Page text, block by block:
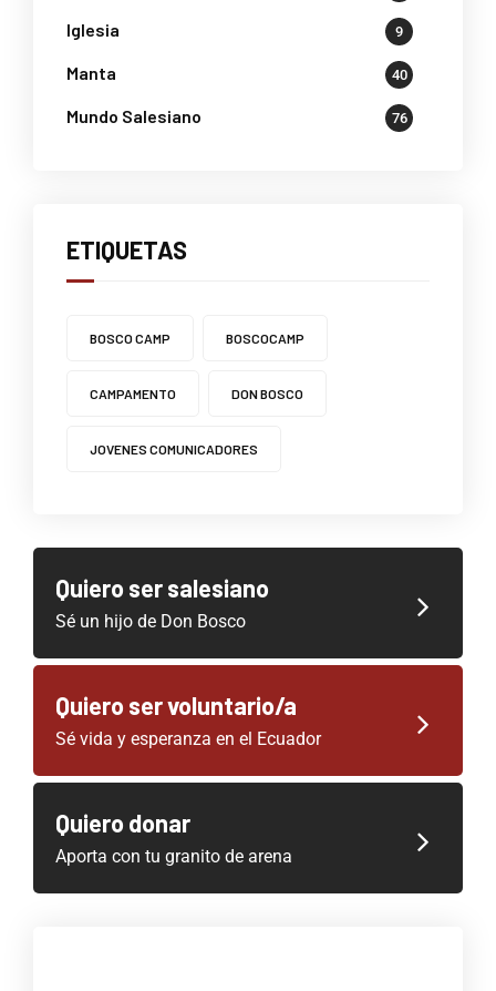
Iglesia 9
Manta 40
Mundo Salesiano 76
ETIQUETAS
BOSCO CAMP BOSCOCAMP
CAMPAMENTO DON BOSCO
JOVENES COMUNICADORES
Quiero ser salesiano
Sé un hijo de Don Bosco
Quiero ser voluntario/a
Sé vida y esperanza en el Ecuador
Quiero donar
Aporta con tu granito de arena